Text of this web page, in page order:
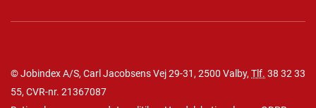
© Jobindex A/S, Carl Jacobsens Vej 29-31, 2500 Valby, Tlf. 38 32 33
55, CVR-nr. 21367087